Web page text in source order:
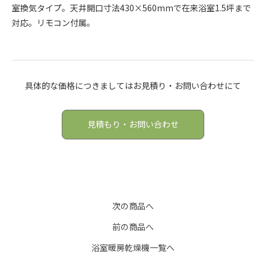
室換気タイプ。天井開口寸法430×560mmで在来浴室1.5坪まで
対応。リモコン付属。
具体的な価格につきましてはお見積り・お問い合わせにて
見積もり・お問い合わせ
前の商品へ
浴室暖房乾燥機一覧へ
次の商品へ